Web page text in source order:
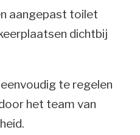
aangepast toilet
dichtbij
te regelen
het team van